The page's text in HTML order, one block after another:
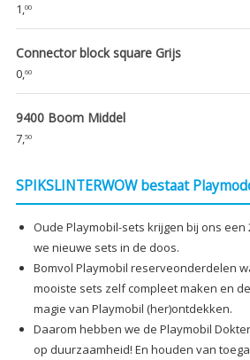
1,00
Connector block square Grijs
0,60
9400 Boom Middel
7,50
SPIKSLINTERWOW bestaat
Oude Playmobil-sets krijgen bij ons een
we nieuwe sets in de doos.
Bomvol Playmobil reserveonderdelen
mooiste sets zelf compleet maken en
magie van Playmobil (her)ontdekken.
Daarom hebben we de Playmobil
op duurzaamheid! En houden van